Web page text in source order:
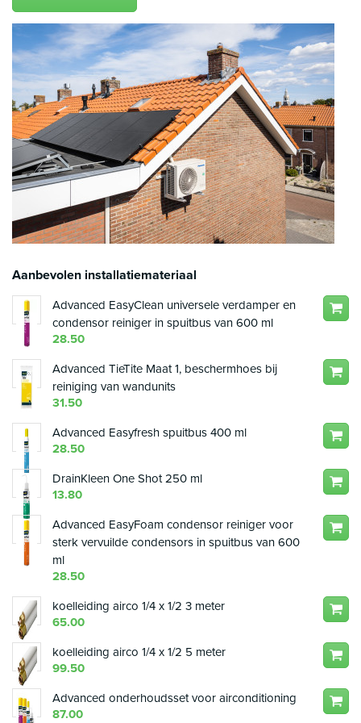
Aanbevolen installatiemateriaal
Advanced EasyClean universele verdamper en
condensor reiniger in spuitbus van 600 ml
28.50
Advanced TieTite Maat 1, beschermhoes bij
reiniging van wandunits
31.50
Advanced Easyfresh spuitbus 400 ml
28.50
DrainKleen One Shot 250 ml
13.80
Advanced EasyFoam condensor reiniger voor
sterk vervuilde condensors in spuitbus van 600
ml
28.50
koelleiding airco 1/4 x 1/2 3 meter
65.00
koelleiding airco 1/4 x 1/2 5 meter
99.50
Advanced onderhoudsset voor airconditioning
87.00